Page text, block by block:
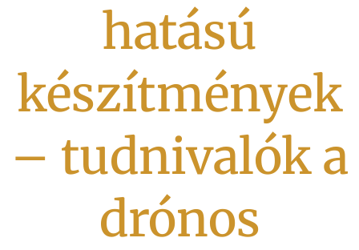
hatású
készítmények
– tudnivalók a
drónos